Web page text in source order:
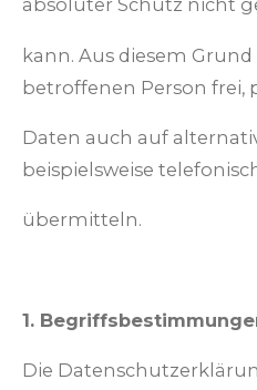
absoluter Schutz nicht
kann. Aus diesem
betroffenen Person frei,
Daten auch auf
beispielsweise
übermitteln.
1.
Die